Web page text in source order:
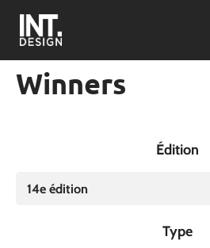
Winners
Édition
14e édition
Type